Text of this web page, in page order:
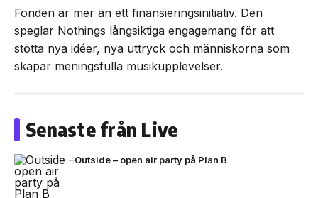
Fonden är mer än ett finansieringsinitiativ. Den
speglar Nothings långsiktiga engagemang för att
stötta nya idéer, nya uttryck och människorna som
skapar meningsfulla musikupplevelser.
Senaste från Live
Outside – open air party på Plan B